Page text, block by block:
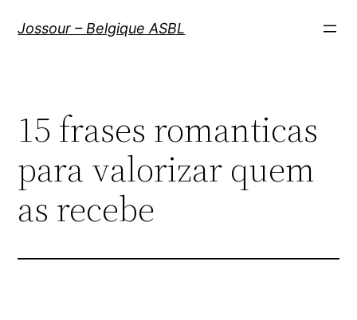
Jossour – Belgique ASBL
15 frases romanticas
para valorizar quem
as recebe